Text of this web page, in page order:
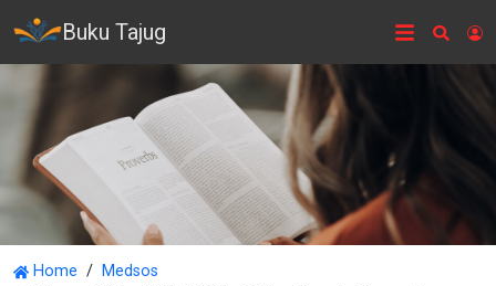
Buku Tajug
Home
Medsos